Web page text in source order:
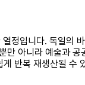
정입니다. 독일
아니라 예술과
반복 재생산될 수